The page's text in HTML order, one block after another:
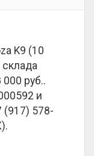
K9 (10
склада
000 руб..
и
(917) 578-